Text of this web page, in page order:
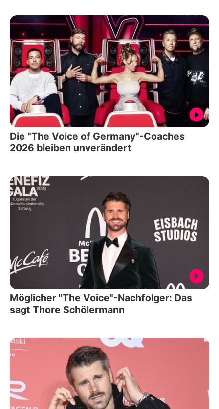
Die "The Voice of Germany"-Coaches
2026 bleiben unverändert
Möglicher "The Voice"-Nachfolger: Das
sagt Thore Schölermann